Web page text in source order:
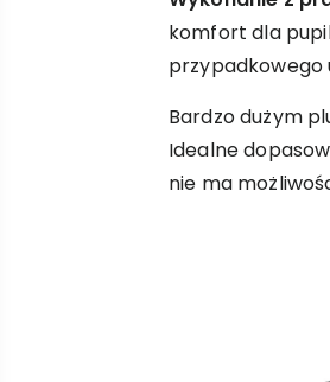
komfort dla
przypadkowego
Bardzo dużym
Idealne
nie ma